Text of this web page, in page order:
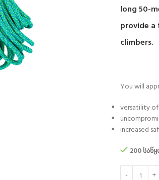
long 50-
provide a
climbers.
You will
versatility of
increased
200